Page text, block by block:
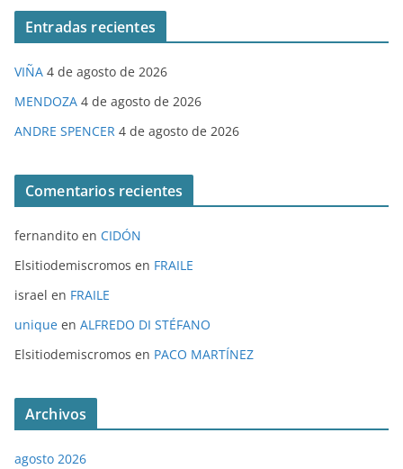
Entradas recientes
VIÑA 4 de agosto de 2026
MENDOZA 4 de agosto de 2026
ANDRE SPENCER 4 de agosto de 2026
Comentarios recientes
fernandito en CIDÓN
Elsitiodemiscromos en FRAILE
israel en FRAILE
unique en ALFREDO DI STÉFANO
Elsitiodemiscromos en PACO MARTÍNEZ
Archivos
agosto 2026